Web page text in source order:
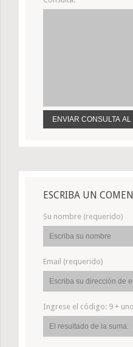
ESCRIBA UN
Su nombre (requerido)
Email (requerido)
Ingrese el código: 9 +